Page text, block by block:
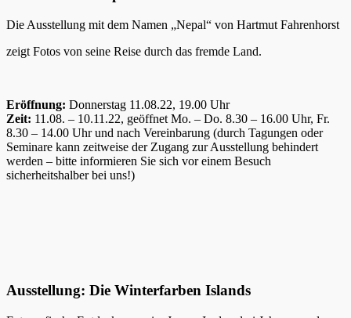
Die Ausstellung mit dem Namen „Nepal“ von Hartmut Fahrenhorst
zeigt Fotos von seine Reise durch das fremde Land.
Eröffnung: Donnerstag 11.08.22, 19.00 Uhr
Zeit: 11.08. – 10.11.22, geöffnet Mo. – Do. 8.30 – 16.00 Uhr, Fr.
8.30 – 14.00 Uhr und nach Vereinbarung (durch Tagungen oder
Seminare kann zeitweise der Zugang zur Ausstellung behindert
werden – bitte informieren Sie sich vor einem Besuch
sicherheitshalber bei uns!)
Ausstellung: Die Winterfarben Islands